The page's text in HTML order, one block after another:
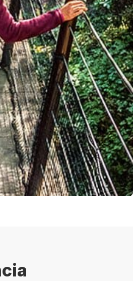
Summer English for
en Melbourne